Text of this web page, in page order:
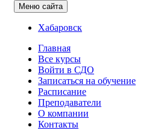
Меню сайта
Хабаровск
Главная
Все курсы
Войти в СДО
Записаться на обучение
Расписание
Преподаватели
О компании
Контакты